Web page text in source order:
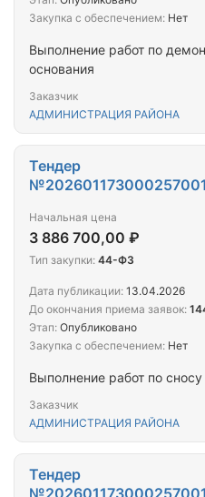
Выполнение работ по
основания
Заказчик
АДМИНИСТРАЦИЯ РАЙОНА
Закупка с обеспечением: Нет
Выполнение работ по
Заказчик
АДМИНИСТРАЦИЯ РАЙОНА
Тендер
Начальная цена
3 886 700,00 ₽
Тип закупки: 44-ФЗ
Дата публикации: 13.04.2026
До окончания приема заявок:
Этап: Опубликовано
Закупка с обеспечением: Нет
Тендер